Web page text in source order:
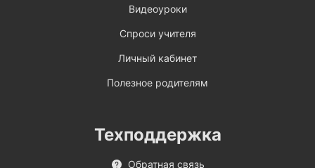
Видеоуроки
Спроси учителя
Личный кабинет
Полезное родителям
Техподдержка
Обратная связь